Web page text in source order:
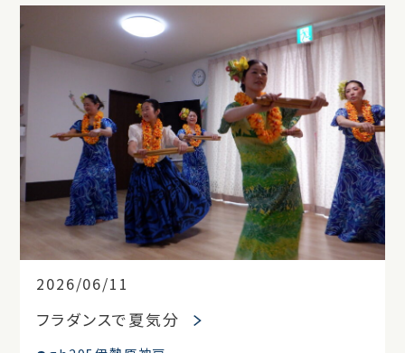
2026/06/11
フラダンスで夏気分